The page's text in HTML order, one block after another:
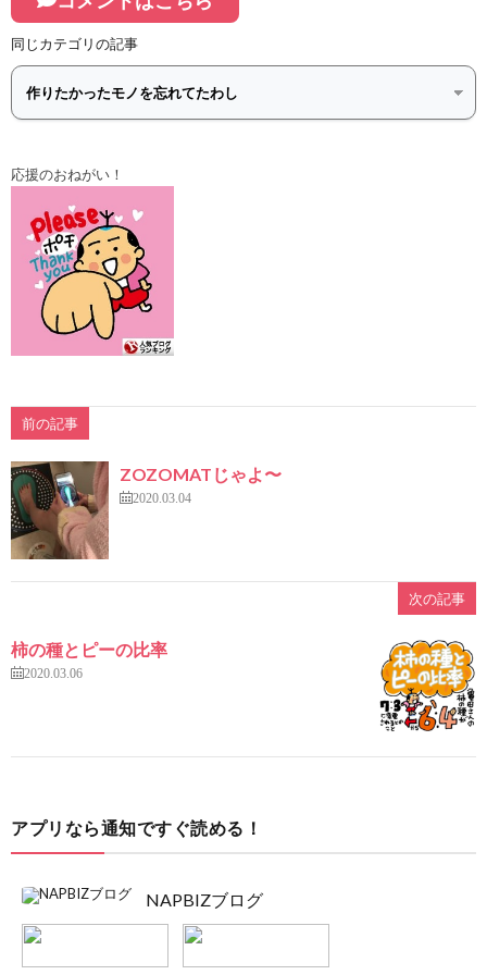
同じカテゴリの記事
応援のおねがい！
前の記事
ZOZOMATじゃよ〜
2020.03.04
次の記事
柿の種とピーの比率
2020.03.06
アプリなら通知ですぐ読める！
NAPBIZブログ